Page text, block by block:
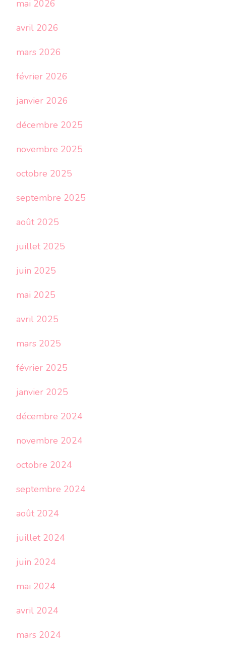
mai 2026
avril 2026
mars 2026
février 2026
janvier 2026
décembre 2025
novembre 2025
octobre 2025
septembre 2025
août 2025
juillet 2025
juin 2025
mai 2025
avril 2025
mars 2025
février 2025
janvier 2025
décembre 2024
novembre 2024
octobre 2024
septembre 2024
août 2024
juillet 2024
juin 2024
mai 2024
avril 2024
mars 2024